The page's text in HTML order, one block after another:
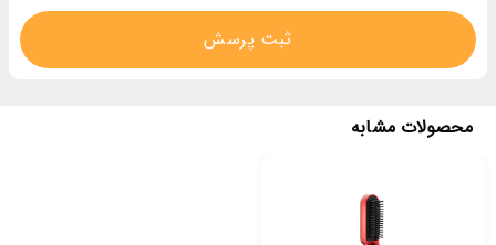
ثبت پرسش
محصولات مشابه